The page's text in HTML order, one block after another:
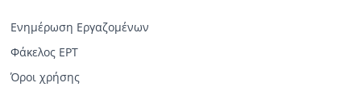
Ενημέρωση Εργαζομένων
Φάκελος ΕΡΤ
Όροι χρήσης